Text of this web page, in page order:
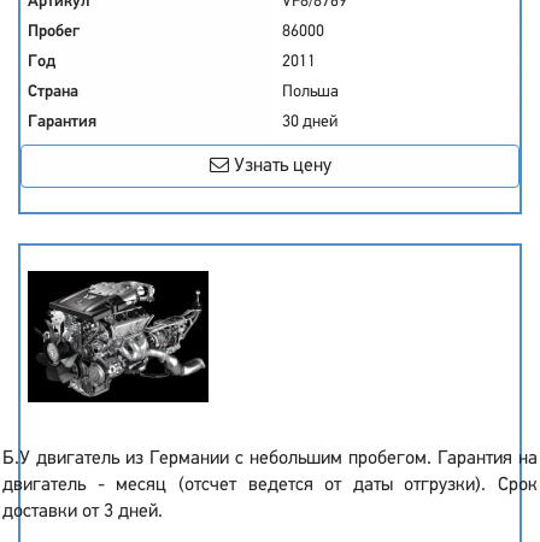
Пробег
86000
Год
2011
Страна
Польша
Гарантия
30 дней
Узнать цену
Б.У двигатель из Германии с небольшим пробегом. Гарантия на
двигатель - месяц (отсчет ведется от даты отгрузки). Срок
доставки от 3 дней.